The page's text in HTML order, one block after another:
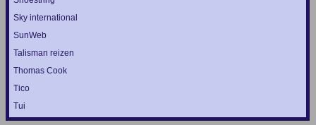
Sky international
SunWeb
Talisman reizen
Thomas Cook
Tico
Tui